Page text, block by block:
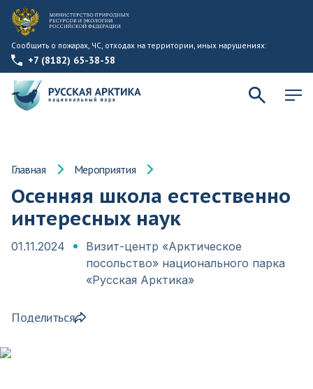
Сообщить о пожарах, ЧС, отходах на территории, иных нарушениях:
+7 (8182) 65-38-58
Главная Мероприятия
Осенняя школа естественно
интересных наук
01.11.2024
Визит-центр «Арктическое
посольство» национального парка
«Русская Арктика»
Поделиться